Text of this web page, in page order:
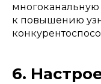
многоканальную
к повышению
6.